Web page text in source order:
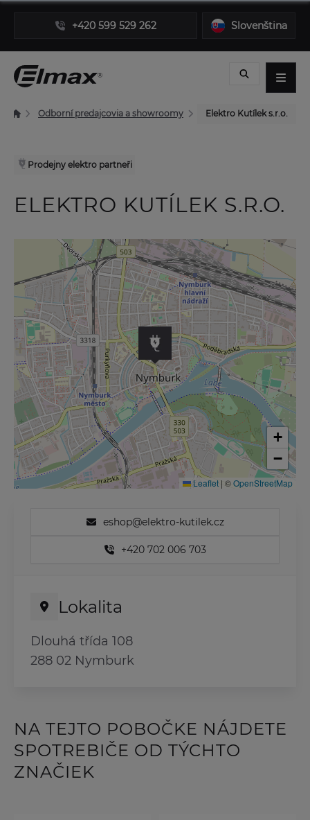
+420 599 529 262 Slovenština
Odborní predajcovia a showroomy Elektro Kutílek s.r.o.
Prodejny elektro partneři
ELEKTRO KUTÍLEK S.R.O.
eshop@elektro-kutilek.cz
+420 702 006 703
Lokalita
Dlouhá třída 108
288 02 Nymburk
+
−
Leaflet | ©OpenStreetMap
NA TEJTO POBOČKE NÁJDETE
SPOTREBIČE OD TÝCHTO
ZNAČIEK